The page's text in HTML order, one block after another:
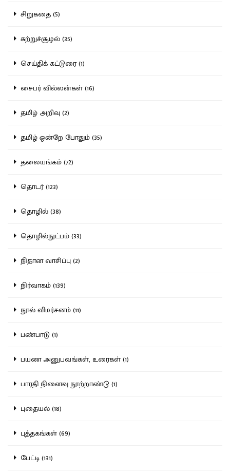
சிறுகதை (5)
சுற்றுச்சூழல் (35)
செய்திக் கட்டுரை (1)
சைபர் வில்லன்கள் (16)
தமிழ் அறிவு (2)
தமிழ் ஒன்றே போதும் (35)
தலையங்கம் (72)
தொடர் (123)
தொழில் (38)
தொழில்நுட்பம் (33)
நிதான வாசிப்பு (2)
நிர்வாகம் (139)
நூல் விமர்சனம் (11)
பண்பாடு (1)
பயண அனுபவங்கள், உரைகள் (1)
பாரதி நினைவு நூற்றாண்டு (1)
புதையல் (18)
புத்தகங்கள் (69)
பேட்டி (131)